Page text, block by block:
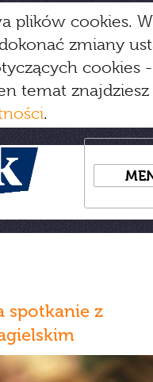
plików cookies.
zmiany
cookies
temat
.
spotkanie z